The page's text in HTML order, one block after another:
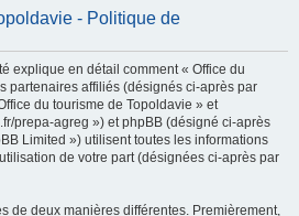
- Politique de
explique en détail comment « Office du
partenaires affiliés (désignés ci-après par
du tourisme de Topoldavie » et
prepa-agreg ») et phpBB (désigné ci-après
Limited ») utilisent toutes les informations
de votre part (désignées ci-après par
de deux manières différentes. Premièrement,